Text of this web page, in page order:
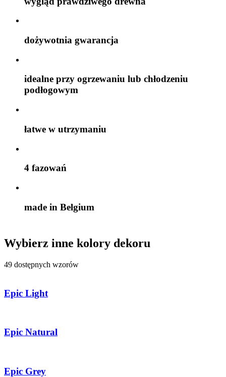
dożywotnia gwarancja
idealne przy ogrzewaniu lub chłodzeniu
podłogowym
łatwe w utrzymaniu
4 fazowań
made in Belgium
Wybierz inne kolory dekoru
49 dostępnych wzorów
Epic Light
Epic Natural
Epic Grey